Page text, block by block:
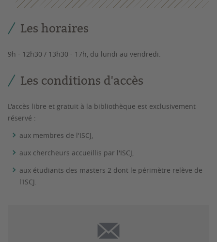
Les horaires
9h - 12h30 / 13h30 - 17h, du lundi au vendredi.
Les conditions d'accès
L'accès libre et gratuit à la bibliothèque est exclusivement
réservé :
aux membres de l'ISCJ,
aux chercheurs accueillis par l'ISCJ,
aux étudiants des masters 2 dont le périmètre relève de
l'ISCJ.